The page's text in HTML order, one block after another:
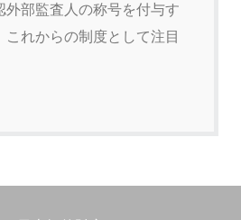
外部監査人の称号を付与す
これからの制度として注目